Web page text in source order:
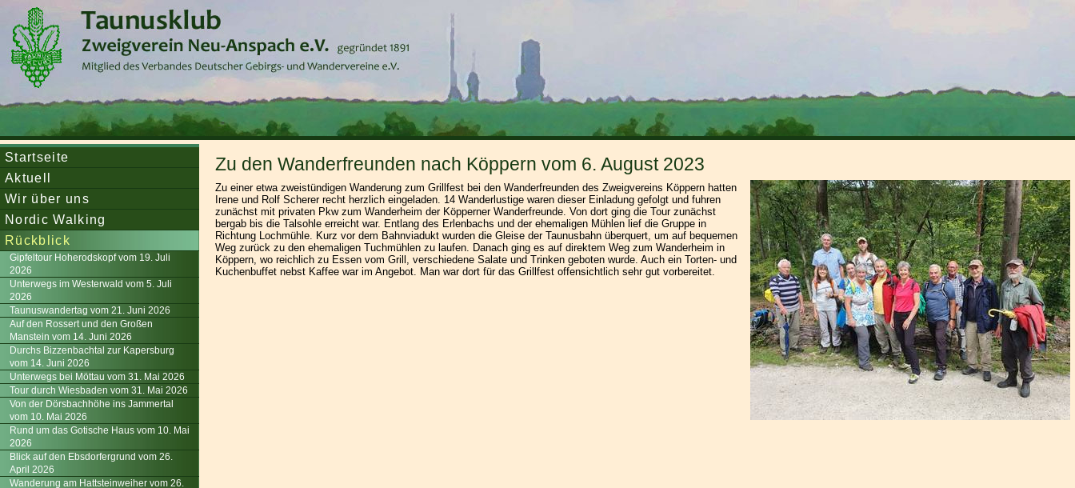
Startseite
Aktuell
Wir über uns
Nordic Walking
Rückblick
Gipfeltour Hoherodskopf vom 19. Juli
2026
Unterwegs im Westerwald vom 5. Juli
2026
Taunuswandertag vom 21. Juni 2026
Auf den Rossert und den Großen
Manstein vom 14. Juni 2026
Durchs Bizzenbachtal zur Kapersburg
vom 14. Juni 2026
Unterwegs bei Möttau vom 31. Mai 2026
Tour durch Wiesbaden vom 31. Mai 2026
Von der Dörsbachhöhe ins Jammertal
vom 10. Mai 2026
Rund um das Gotische Haus vom 10. Mai
2026
Blick auf den Ebsdorfergrund vom 26.
April 2026
Wanderung am Hattsteinweiher vom 26.
Zu den Wanderfreunden nach Köppern vom 6. August 2023
Zu einer etwa zweistündigen Wanderung zum Grillfest bei den Wanderfreunden des Zweigvereins Köppern hatten
Irene und Rolf Scherer recht herzlich eingeladen. 14 Wanderlustige waren dieser Einladung gefolgt und fuhren
zunächst mit privaten Pkw zum Wanderheim der Köpperner Wanderfreunde. Von dort ging die Tour zunächst
bergab bis die Talsohle erreicht war. Entlang des Erlenbachs und der ehemaligen Mühlen lief die Gruppe in
Richtung Lochmühle. Kurz vor dem Bahnviadukt wurden die Gleise der Taunusbahn überquert, um auf bequemen
Weg zurück zu den ehemaligen Tuchmühlen zu laufen. Danach ging es auf direktem Weg zum Wanderheim in
Köppern, wo reichlich zu Essen vom Grill, verschiedene Salate und Trinken geboten wurde. Auch ein Torten- und
Kuchenbuffet nebst Kaffee war im Angebot. Man war dort für das Grillfest offensichtlich sehr gut vorbereitet.